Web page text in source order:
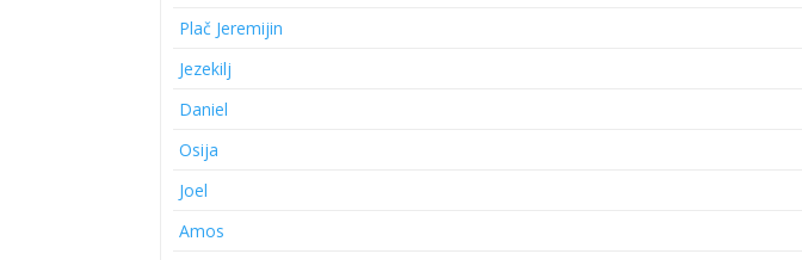
Plač Jeremijin
Jezekilj
Daniel
Osija
Joel
Amos